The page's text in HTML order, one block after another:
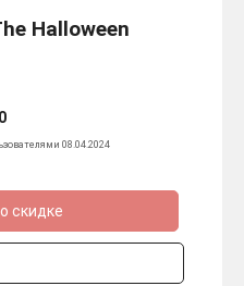
Halloween
0
08.04.2024
скидке